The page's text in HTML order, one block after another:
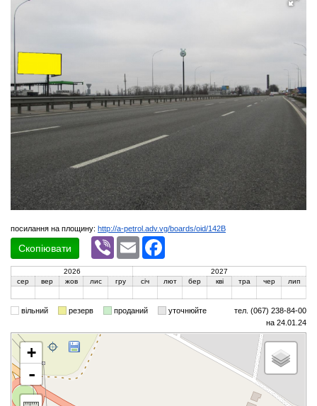
посилання на площину: http://a-petrol.adv.vg/boards/oid/142B
Скопіювати
Viber Email
2026
2027
сер
вер жов лис гру січ лют бер кві тра чер лип
вільний резерв проданий уточнюйте
тел. (067) 238-84-00
на 24.01.24
+
-